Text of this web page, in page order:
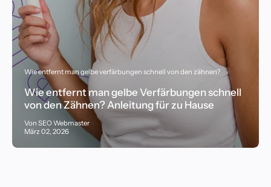
Wie entfernt man gelbe verfärbungen schnell von den zähnen?
Wie entfernt man gelbe Verfärbungen schnell
von den Zähnen? Anleitung für zu Hause
Von SEO Webmaster
März 02, 2026